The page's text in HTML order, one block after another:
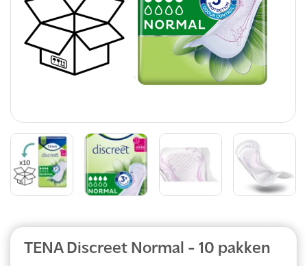
Abonnement
TENA Discreet Normal - 10 pakken